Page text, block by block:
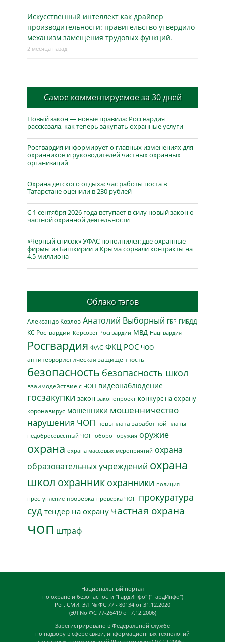
Искусственный интеллект как драйвер
производительности: правительство утвердило
механизм замещения трудовых функций.
2 месяца назад
Самое комментируемое за 30 дней
Новый закон — новые правила: Росгвардия
рассказала, как теперь закупать охранные услуги
Росгвардия информирует о главных изменениях для
охранников и руководителей частных охранных
организаций
Охрана детского отдыха: час работы поста в
Татарстане оценили в 230 рублей
С 1 сентября 2026 года вступает в силу новый закон о
частной охранной деятельности
«Чёрный список» УФАС пополнился: две охранные
фирмы из Башкирии и Крыма сорвали контракты на
4,5 миллиона
Облако тэгов
Александр Козлов Анатолий Выборный ГБР ГИБДД
КС Росгвардии Корсовет Росгвардии МВД Нацгвардия
Росгвардия ФАС ФКЦ РОС ЧОО
антитеррористическая защищенность
безопасность безопасность школ
взаимодействие с ЧОП видеонаблюдение
госзакупки закон законопроект конкурс на охрану
коронавирус мошенники мошенничество
нарушения ЧОП невыплата заработной платы
недобросовестный ЧОП оборот оружия оружие
охрана охрана массовых мероприятий охрана
образовательных учреждений охрана
школ охранник охранники полиция
преступление проверка проверка ЧОП прокуратура
суд тендер на охрану частная охрана
чоп штраф
Национальный портал
по охране и безопасности "ГардИнфо" ("ГардИнфо")
Рег. СМИ: ЭЛ № ФС 77 - 80134 от 31.12.2020
(ЭЛ No ФС 77-26419 от 7.12.2006)
Зарегистрировано в Федеральной службе
по надзору в сфере связи, информационных технологий